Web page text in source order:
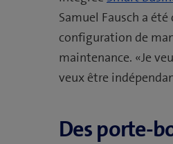
Samuel Fausch a
configuration de
maintenance. «Je
veux être
Des porte-